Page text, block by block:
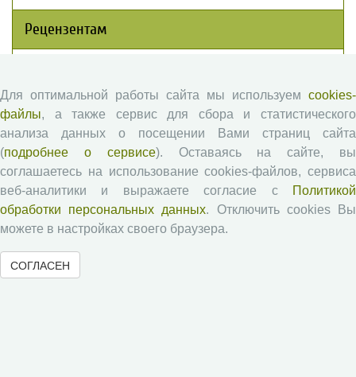
Рецензентам
Положение о рецензировании
Форма рецензии
Журналы ВолНЦ РАН
Экономические и социальные перемены
Вопросы территориального развития
Для оптимальной работы сайта мы используем cookies-
файлы, а также сервис для сбора и статистического
анализа данных о посещении Вами страниц сайта
(подробнее о сервисе). Оставаясь на сайте, вы
соглашаетесь на использование cookies-файлов, сервиса
веб-аналитики и выражаете согласие с
Политикой
обработки персональных данных. Отключить cookies Вы
можете в настройках своего браузера.
СОГЛАСЕН